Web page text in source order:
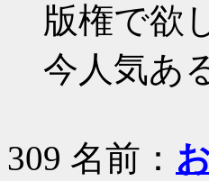
版権で欲
今人気あ
309 名前：